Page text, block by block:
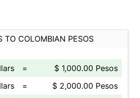
TO COLOMBIAN PESOS
=
$ 1,000.00 Pesos
=
$ 2,000.00 Pesos